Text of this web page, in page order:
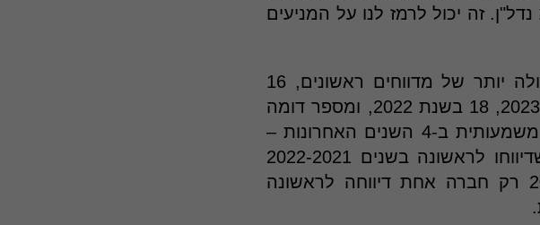
ו-5 מתוכן הן חברות נדל"ן. זה יכול לרמז לנו על המניעים
חשוב לציין שב-3 השנים האחרונות הייתה כמות גדולה יותר של מדווחים ראשונים, 16
חברות פרסמו לראשונה דוח אחריות תאגידית בשנת 2023, 18 בשנת 2022, ומספר דומה
בשנת 2021. כלומר, מאגר החברות המדווחות צמח משמעותית ב-4 השנים האחרונות –
בכ-58 חברות. אך בעוד מרבית החברות החדשות שדיווחו לראשונה בשנים 2022-2021
עשו זאת בעזרת מענק ממשלתי, בשנים 2023-2024 רק חברה אחת דיווחה לראשונה